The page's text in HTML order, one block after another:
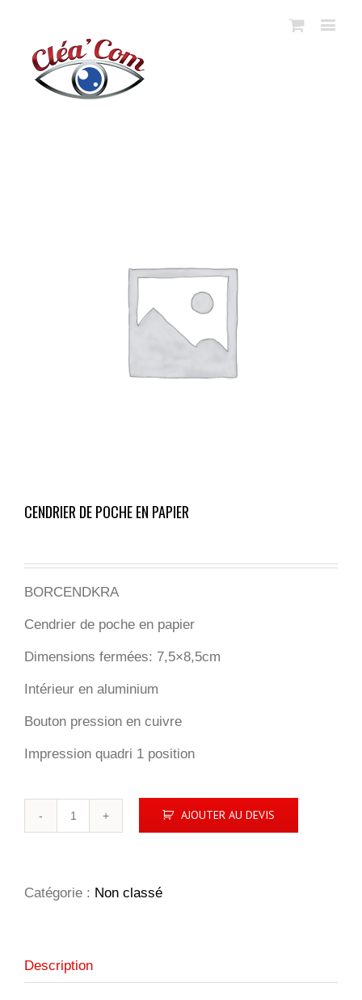
CENDRIER DE POCHE EN PAPIER
BORCENDKRA
Cendrier de poche en papier
Dimensions fermées: 7,5×8,5cm
Intérieur en aluminium
Bouton pression en cuivre
Impression quadri 1 position
EN
PAPIER
AJOUTER AU DEVIS
Catégorie : Non classé
Description